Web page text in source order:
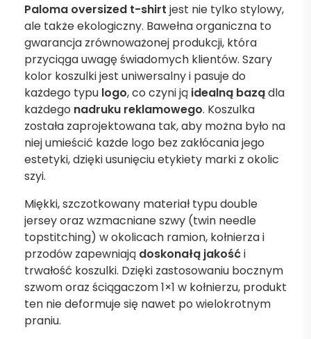
Paloma oversized t-shirt jest nie tylko stylowy,
ale także ekologiczny. Bawełna organiczna to
gwarancja zrównoważonej produkcji, która
przyciąga uwagę świadomych klientów. Szary
kolor koszulki jest uniwersalny i pasuje do
każdego typu logo, co czyni ją idealną baządla
każdego nadruku reklamowego. Koszulka
została zaprojektowana tak, aby można było na
niej umieścić każde logo bez zakłócania jego
estetyki, dzięki usunięciu etykiety marki z okolic
szyi.
Miękki, szczotkowany materiał typu double
jersey oraz wzmacniane szwy (twin needle
topstitching) w okolicach ramion, kołnierza i
przodów zapewniają doskonałą jakośći
trwałość koszulki. Dzięki zastosowaniu bocznym
szwom oraz ściągaczom 1×1 w kołnierzu, produkt
ten nie deformuje się nawet po wielokrotnym
praniu.